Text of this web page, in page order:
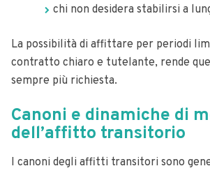
chi non desidera stabilirsi a
La possibilità di affittare per periodi
contratto chiaro e tutelante, rende
sempre più richiesta.
Canoni e dinamiche di
dell’affitto transitorio
I canoni degli affitti transitori sono